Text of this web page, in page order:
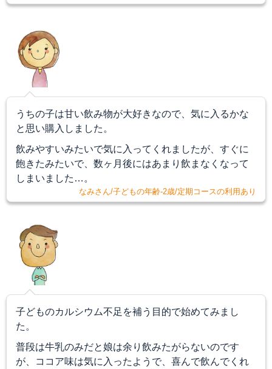
うちの子は甘い飲み物が大好きなので、気に入るかな
と思い購入しました。
飲みやすいみたいで気に入ってくれましたが、すぐに
飽きたみたいで、数ヶ月後にはあまり飲まなくなって
しまいました…。
なみさん/子どもの年齢-2歳/定期コースの利用あり
子どものカルシウム不足を補う目的で始めてみまし
た。
普段は牛乳のみだと娘は余り飲みたがらないのです
が、ココア味は気に入ったようで、喜んで飲んでくれ